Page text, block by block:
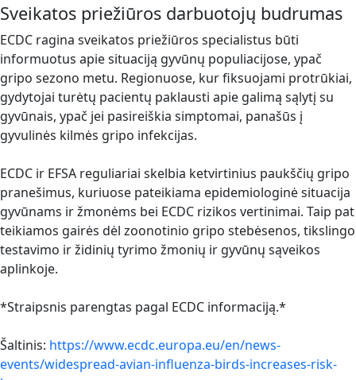
Sveikatos priežiūros darbuotojų budrumas
ECDC ragina sveikatos priežiūros specialistus būti
informuotus apie situaciją gyvūnų populiacijose, ypač
gripo sezono metu. Regionuose, kur fiksuojami protrūkiai,
gydytojai turėtų pacientų paklausti apie galimą sąlytį su
gyvūnais, ypač jei pasireiškia simptomai, panašūs į
gyvulinės kilmės gripo infekcijas.
ECDC ir EFSA reguliariai skelbia ketvirtinius paukščių gripo
pranešimus, kuriuose pateikiama epidemiologinė situacija
gyvūnams ir žmonėms bei ECDC rizikos vertinimai. Taip pat
teikiamos gairės dėl zoonotinio gripo stebėsenos, tikslingo
testavimo ir židinių tyrimo žmonių ir gyvūnų sąveikos
aplinkoje.
*Straipsnis parengtas pagal ECDC informaciją.*
Šaltinis: https://www.ecdc.europa.eu/en/news-
events/widespread-avian-influenza-birds-increases-risk-